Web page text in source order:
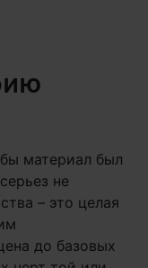
материал был
не
– это целая
до базовых